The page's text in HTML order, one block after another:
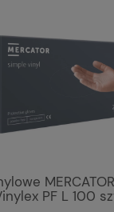
PF L 100